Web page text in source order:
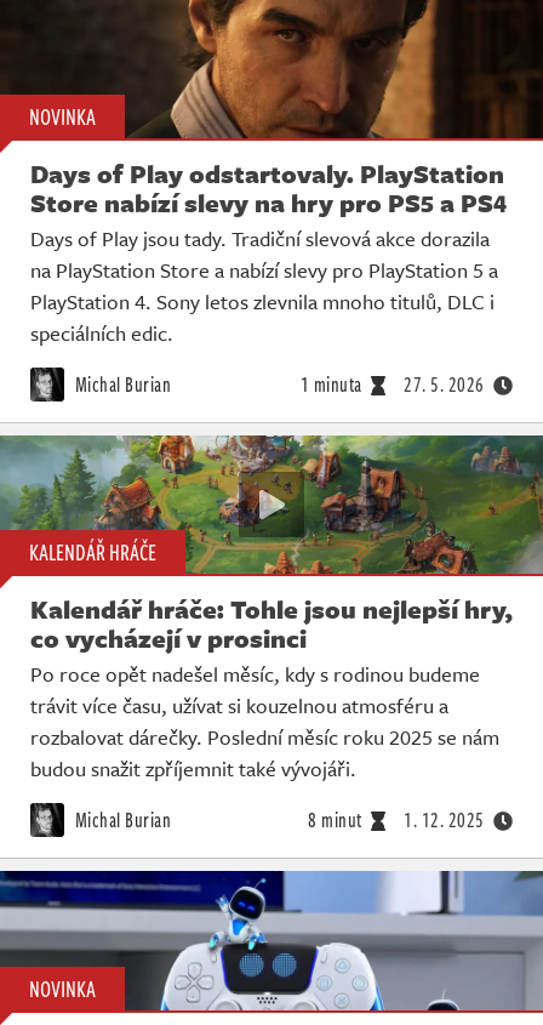
NOVINKA
Days of Play odstartovaly. PlayStation
Store nabízí slevy na hry pro PS5 a PS4
Days of Play jsou tady. Tradiční slevová akce dorazila
na PlayStation Store a nabízí slevy pro PlayStation 5 a
PlayStation 4. Sony letos zlevnila mnoho titulů, DLC i
speciálních edic.
Michal Burian 1 minuta 27. 5. 2026
KALENDÁŘ HRÁČE
Kalendář hráče: Tohle jsou nejlepší hry,
co vycházejí v prosinci
Po roce opět nadešel měsíc, kdy s rodinou budeme
trávit více času, užívat si kouzelnou atmosféru a
rozbalovat dárečky. Poslední měsíc roku 2025 se nám
budou snažit zpříjemnit také vývojáři.
Michal Burian 8 minut 1. 12. 2025
NOVINKA